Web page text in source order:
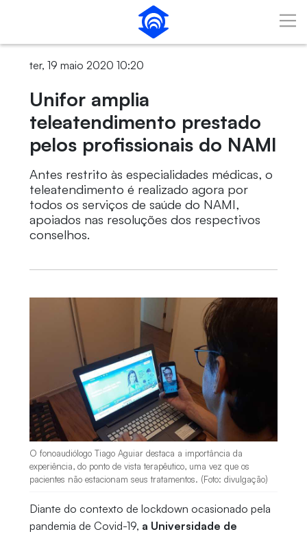
Pular para o Conteúdo principal
Unifor amplia teleatendimento prestado pelos
profissionais do NAMI
ter, 19 maio 2020 10:20
Unifor amplia
teleatendimento prestado
pelos profissionais do NAMI
Antes restrito às especialidades médicas, o
teleatendimento é realizado agora por
todos os serviços de saúde do NAMI,
apoiados nas resoluções dos respectivos
conselhos.
O fonoaudiólogo Tiago Aguiar destaca a importância da
experiência, do ponto de vista terapêutico, uma vez que os
pacientes não estacionam seus tratamentos. (Foto: divulgação)
Diante do contexto de lockdown ocasionado pela
pandemia de Covid-19, a Universidade de